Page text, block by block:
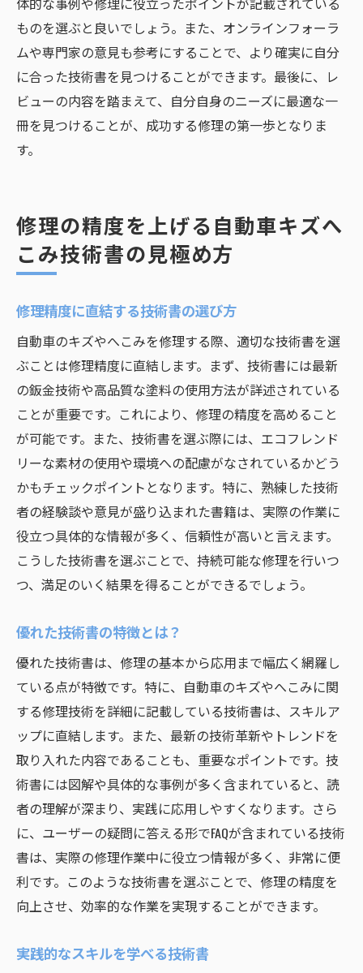
ものを選ぶと良いでしょう。また、オンラインフォーラ
ムや専門家の意見も参考にすることで、より確実に自分
に合った技術書を見つけることができます。最後に、レ
ビューの内容を踏まえて、自分自身のニーズに最適な一
冊を見つけることが、成功する修理の第一歩となりま
す。
修理の精度を上げる自動車キズへ
こみ技術書の見極め方
修理精度に直結する技術書の選び方
自動車のキズやへこみを修理する際、適切な技術書を選
ぶことは修理精度に直結します。まず、技術書には最新
の鈑金技術や高品質な塗料の使用方法が詳述されている
ことが重要です。これにより、修理の精度を高めること
が可能です。また、技術書を選ぶ際には、エコフレンド
リーな素材の使用や環境への配慮がなされているかどう
かもチェックポイントとなります。特に、熟練した技術
者の経験談や意見が盛り込まれた書籍は、実際の作業に
役立つ具体的な情報が多く、信頼性が高いと言えます。
こうした技術書を選ぶことで、持続可能な修理を行いつ
つ、満足のいく結果を得ることができるでしょう。
優れた技術書の特徴とは？
優れた技術書は、修理の基本から応用まで幅広く網羅し
ている点が特徴です。特に、自動車のキズやへこみに関
する修理技術を詳細に記載している技術書は、スキルア
ップに直結します。また、最新の技術革新やトレンドを
取り入れた内容であることも、重要なポイントです。技
術書には図解や具体的な事例が多く含まれていると、読
者の理解が深まり、実践に応用しやすくなります。さら
に、ユーザーの疑問に答える形でFAQが含まれている技術
書は、実際の修理作業中に役立つ情報が多く、非常に便
利です。このような技術書を選ぶことで、修理の精度を
向上させ、効率的な作業を実現することができます。
実践的なスキルを学べる技術書